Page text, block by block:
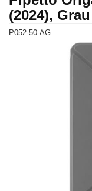
(2024), Grau
P052-50-AG